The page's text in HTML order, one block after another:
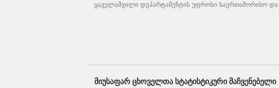
ყაველაშვილი დეპარტამენტის უფროსი საერთაშორისო
მიუსაფარ ცხოველთა სტატისტიკური მაჩვენებელი